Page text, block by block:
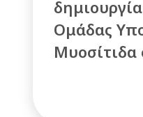
Ομάδας
Μυοσίτιδα